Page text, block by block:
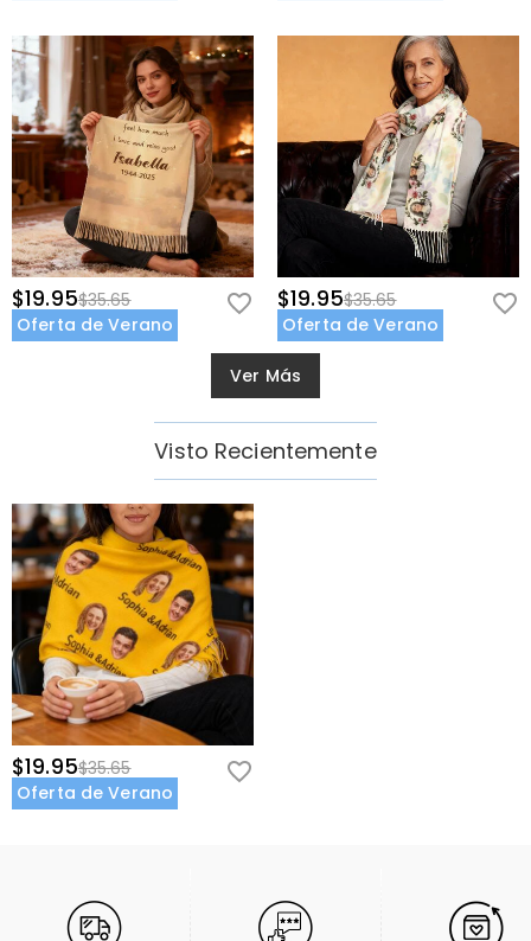
$19.95$35.65
Oferta de Verano
$19.95$35.65
Oferta de Verano
Ver Más
Visto Recientemente
$19.95$35.65
Oferta de Verano